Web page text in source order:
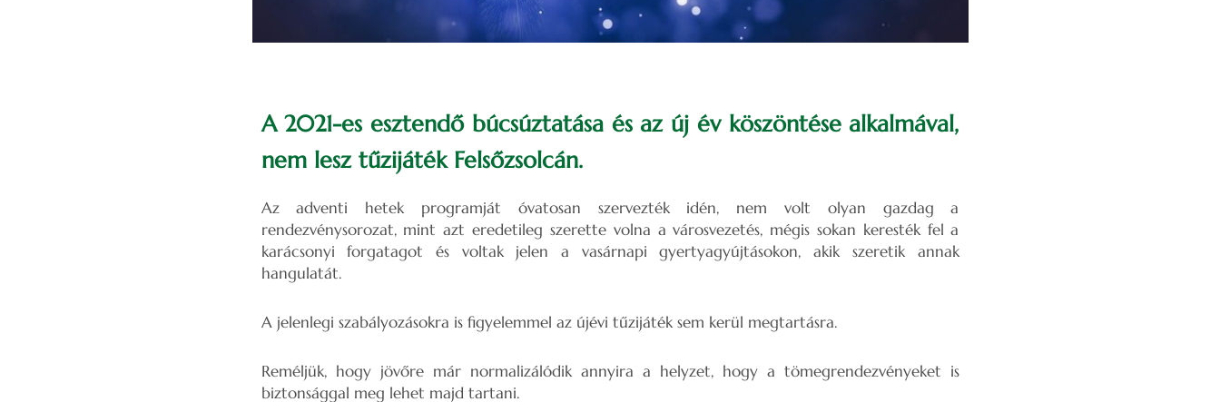
A 2021-es esztendő búcsúztatása és az új év köszöntése alkalmával,
nem lesz tűzijáték Felsőzsolcán.
Az adventi hetek programját óvatosan szervezték idén, nem volt olyan gazdag a
rendezvénysorozat, mint azt eredetileg szerette volna a városvezetés, mégis sokan keresték fel a
karácsonyi forgatagot és voltak jelen a vasárnapi gyertyagyújtásokon, akik szeretik annak
hangulatát.
A jelenlegi szabályozásokra is figyelemmel az újévi tűzijáték sem kerül megtartásra.
Reméljük, hogy jövőre már normalizálódik annyira a helyzet, hogy a tömegrendezvényeket is
biztonsággal meg lehet majd tartani.